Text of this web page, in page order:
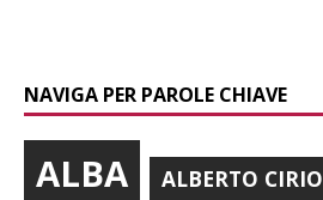
NAVIGA PER PAROLE CHIAVE
ALBA ALBERTO CIRIO